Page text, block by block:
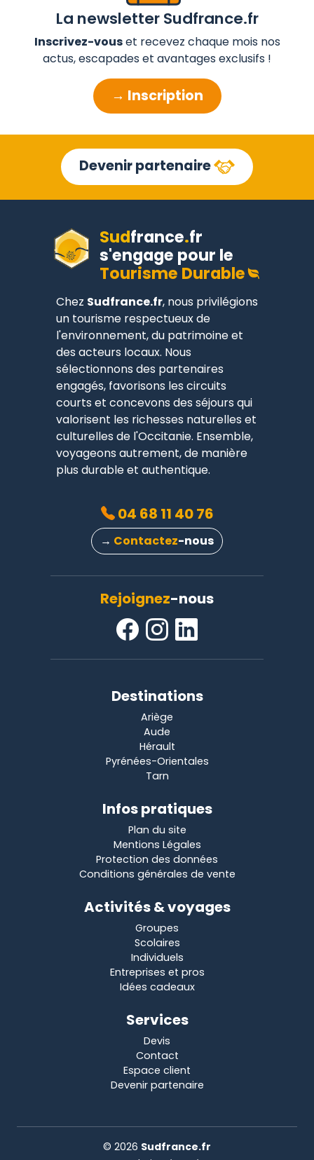
La newsletter Sudfrance.fr
Inscrivez-vouset recevez chaque mois nos
actus, escapades et avantages exclusifs !
→ Inscription
Devenir partenaire
Sudfrance.fr
s'engage pour le
Tourisme Durable
Chez Sudfrance.fr, nous privilégions
un tourisme respectueux de
l'environnement, du patrimoine et
des acteurs locaux. Nous
sélectionnons des partenaires
engagés, favorisons les circuits
courts et concevons des séjours qui
valorisent les richesses naturelles et
culturelles de l'Occitanie. Ensemble,
voyageons autrement, de manière
plus durable et authentique.
Rejoignez-nous
04 68 11 40 76
→ Contactez-nous
Destinations
Ariège
Aude
Hérault
Pyrénées-Orientales
Tarn
Infos pratiques
Plan du site
Mentions Légales
Protection des données
Conditions générales de vente
Activités & voyages
Groupes
Scolaires
Individuels
Entreprises et pros
Idées cadeaux
Services
Devis
Contact
Espace client
Devenir partenaire
© 2026 Sudfrance.fr